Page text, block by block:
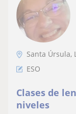
Santa Úrsula,
ESO
Clases de
niveles